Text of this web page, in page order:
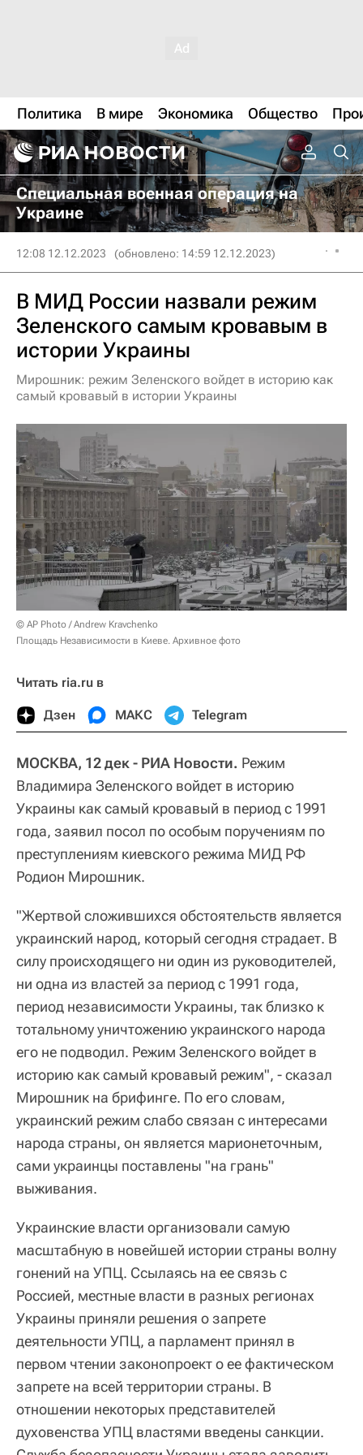
Политика В мире Экономика Общество
Специальная военная операция на
Украине
12:08 12.12.2023 (обновлено: 14:59 12.12.2023)
В МИД России назвали режим
Зеленского самым кровавым в
истории Украины
Мирошник: режим Зеленского войдет в историю как
самый кровавый в истории Украины
© AP Photo / Andrew Kravchenko
Площадь Независимости в Киеве. Архивное фото
Читать ria.ru в
Дзен МАКС Telegram
МОСКВА, 12 дек - РИА Новости. Режим
Владимира Зеленского войдет в историю
Украины как самый кровавый в период с 1991
года, заявил посол по особым поручениям по
преступлениям киевского режима МИД РФ
Родион Мирошник.
"Жертвой сложившихся обстоятельств является
украинский народ, который сегодня страдает. В
силу происходящего ни один из руководителей,
ни одна из властей за период с 1991 года,
период независимости Украины, так близко к
тотальному уничтожению украинского народа
его не подводил. Режим Зеленского войдет в
историю как самый кровавый режим", - сказал
Мирошник на брифинге. По его словам,
украинский режим слабо связан с интересами
народа страны, он является марионеточным,
сами украинцы поставлены "на грань"
выживания.
Украинские власти организовали самую
масштабную в новейшей истории страны волну
гонений на УПЦ. Ссылаясь на ее связь с
Россией, местные власти в разных регионах
Украины приняли решения о запрете
деятельности УПЦ, а парламент принял в
первом чтении законопроект о ее фактическом
запрете на всей территории страны. В
отношении некоторых представителей
духовенства УПЦ властями введены санкции.